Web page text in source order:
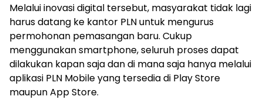
Melalui inovasi digital tersebut, masyarakat tidak lagi
harus datang ke kantor PLN untuk mengurus
permohonan pemasangan baru. Cukup
menggunakan smartphone, seluruh proses dapat
dilakukan kapan saja dan di mana saja hanya melalui
aplikasi PLN Mobile yang tersedia di Play Store
maupun App Store.